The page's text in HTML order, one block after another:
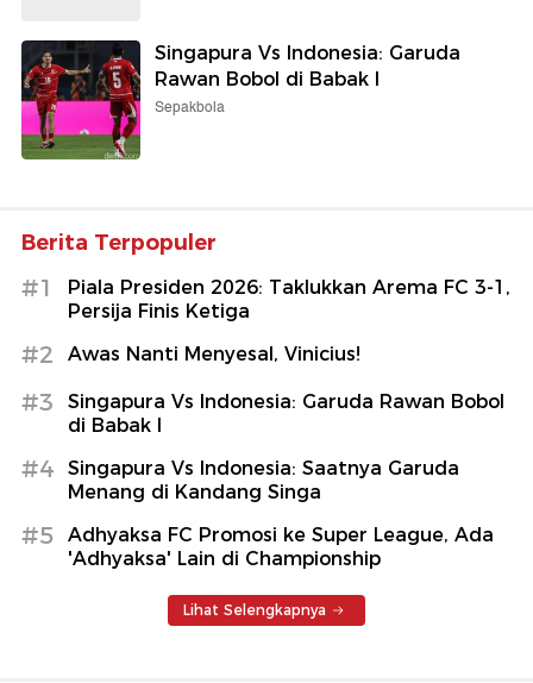
Singapura Vs Indonesia: Garuda
Rawan Bobol di Babak I
Sepakbola
Berita Terpopuler
#1
Piala Presiden 2026: Taklukkan Arema FC 3-1,
Persija Finis Ketiga
#2 Awas Nanti Menyesal, Vinicius!
#3
Singapura Vs Indonesia: Garuda Rawan Bobol
di Babak I
#4
Singapura Vs Indonesia: Saatnya Garuda
Menang di Kandang Singa
#5
Adhyaksa FC Promosi ke Super League, Ada
'Adhyaksa' Lain di Championship
Lihat Selengkapnya